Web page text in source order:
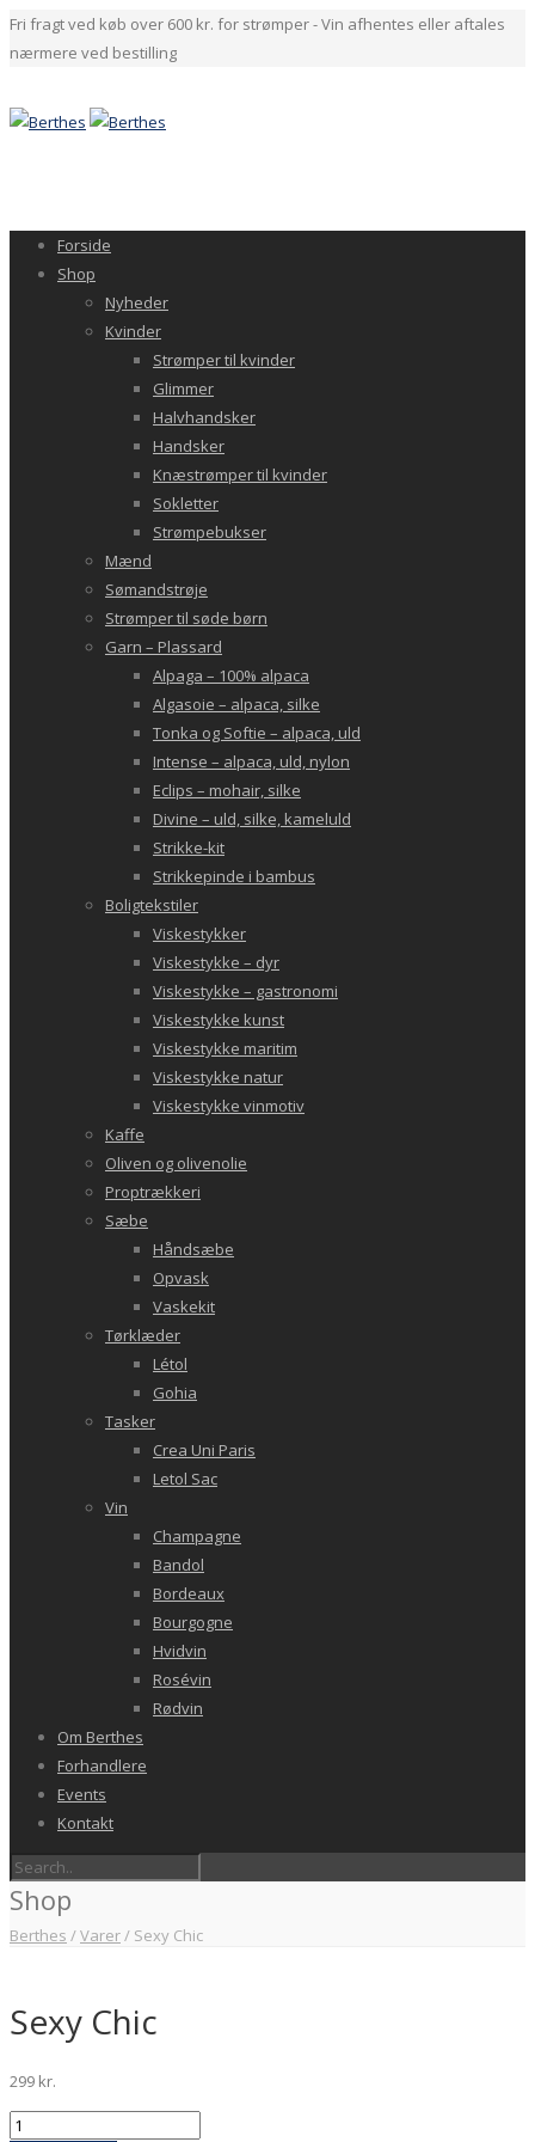
Fri fragt ved køb over 600 kr. for strømper - Vin afhentes eller aftales
nærmere ved bestilling
Forside
Shop
Nyheder
Kvinder
Strømper til kvinder
Glimmer
Halvhandsker
Handsker
Knæstrømper til kvinder
Sokletter
Strømpebukser
Mænd
Sømandstrøje
Strømper til søde børn
Garn – Plassard
Alpaga – 100% alpaca
Algasoie – alpaca, silke
Tonka og Softie – alpaca, uld
Intense – alpaca, uld, nylon
Eclips – mohair, silke
Divine – uld, silke, kameluld
Strikke-kit
Strikkepinde i bambus
Boligtekstiler
Viskestykker
Viskestykke – dyr
Viskestykke – gastronomi
Viskestykke kunst
Viskestykke maritim
Viskestykke natur
Viskestykke vinmotiv
Kaffe
Oliven og olivenolie
Proptrækkeri
Sæbe
Håndsæbe
Opvask
Vaskekit
Tørklæder
Létol
Gohia
Tasker
Crea Uni Paris
Letol Sac
Vin
Champagne
Bandol
Bordeaux
Bourgogne
Hvidvin
Rosévin
Rødvin
Om Berthes
Forhandlere
Events
Kontakt
Shop
Berthes /Varer/ Sexy Chic
Sexy Chic
299 kr.
Sexy